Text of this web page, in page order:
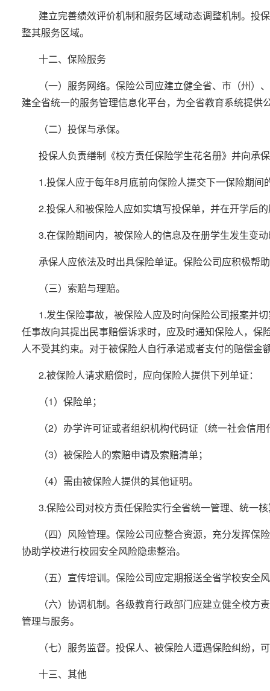
建立完善绩效评价机制和服务区域动态调整机制。投
整其服务区域。
十二、保险服务
（一）服务网络。保险公司应建立健全省、市（州
建全省统一的服务管理信息化平台，为全省教育系统提
（二）投保与承保。
投保人负责缮制《校方责任保险学生花名册》并向承
1.投保人应于每年8月底前向保险人提交下一保险期
2.投保人和被保险人应如实填写投保单，并在开学后
3.在保险期间内，被保险人的信息及在册学生发生变
承保人应依法及时出具保险单证。保险公司应积极帮
（三）索赔与理赔。
1.发生保险事故，被保险人应及时向保险公司报案并
任事故向其提出民事赔偿诉求时，应及时通知保险人，
人不受其约束。对于被保险人自行承诺或者支付的赔偿
2.被保险人请求赔偿时，应向保险人提供下列单证：
（1）保险单；
（2）办学许可证或者组织机构代码证（统一社会信用
（3）被保险人的索赔申请及索赔清单；
（4）需由被保险人提供的其他证明。
3.保险公司对校方责任保险实行全省统一管理、统一
（四）风险管理。保险公司应整合资源，充分发挥
协助学校进行校园安全风险隐患整治。
（五）宣传培训。保险公司应定期报送全省学校安
（六）协调机制。各级教育行政部门应建立健全校
管理与服务。
（七）服务监督。投保人、被保险人遭遇保险纠纷
十三、其他